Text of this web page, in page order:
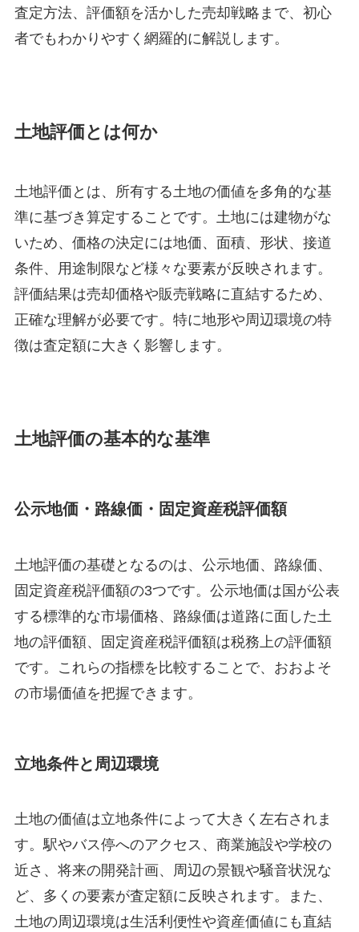
査定方法、評価額を活かした売却戦略まで、初心
者でもわかりやすく網羅的に解説します。
土地評価とは何か
土地評価とは、所有する土地の価値を多角的な基
準に基づき算定することです。土地には建物がな
いため、価格の決定には地価、面積、形状、接道
条件、用途制限など様々な要素が反映されます。
評価結果は売却価格や販売戦略に直結するため、
正確な理解が必要です。特に地形や周辺環境の特
徴は査定額に大きく影響します。
土地評価の基本的な基準
公示地価・路線価・固定資産税評価額
土地評価の基礎となるのは、公示地価、路線価、
固定資産税評価額の3つです。公示地価は国が公表
する標準的な市場価格、路線価は道路に面した土
地の評価額、固定資産税評価額は税務上の評価額
です。これらの指標を比較することで、おおよそ
の市場価値を把握できます。
立地条件と周辺環境
土地の価値は立地条件によって大きく左右されま
す。駅やバス停へのアクセス、商業施設や学校の
近さ、将来の開発計画、周辺の景観や騒音状況な
ど、多くの要素が査定額に反映されます。また、
土地の周辺環境は生活利便性や資産価値にも直結